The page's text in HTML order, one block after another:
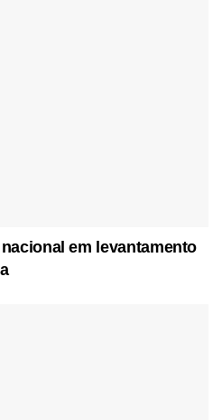
em levantamento